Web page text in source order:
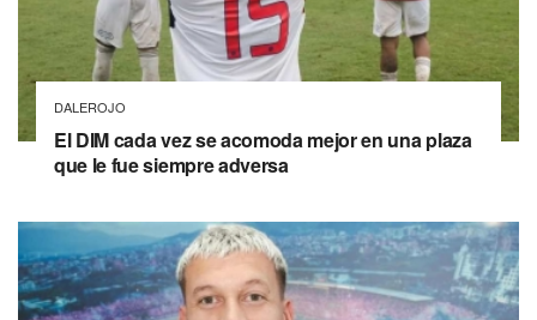
DALEROJO
El DIM cada vez se acomoda mejor en una plaza
que le fue siempre adversa